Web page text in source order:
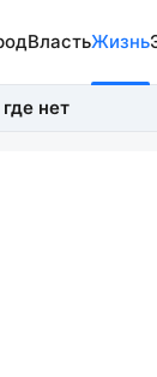
ВластьЖизнь
нет